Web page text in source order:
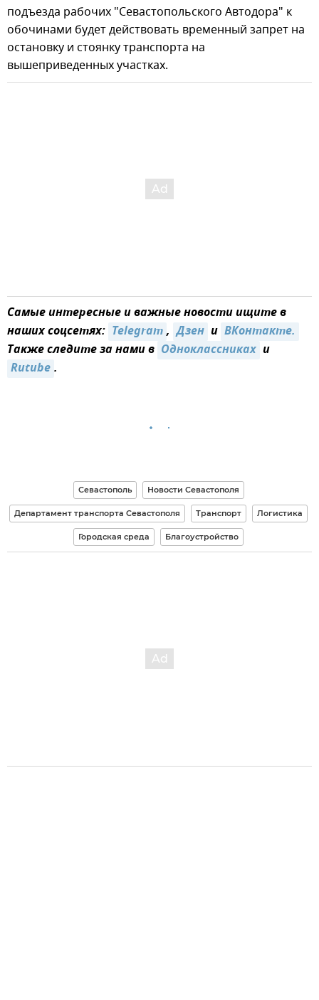
подъезда рабочих "Севастопольского Автодора" к
обочинами будет действовать временный запрет на
остановку и стоянку транспорта на
вышеприведенных участках.
Самые интересные и важные новости ищите в
наших соцсетях: Telegram, Дзен и ВКонтакте.
Также следите за нами в Одноклассниках и
Rutube.
Севастополь Новости Севастополя
Департамент транспорта Севастополя Транспорт Логистика
Городская среда Благоустройство